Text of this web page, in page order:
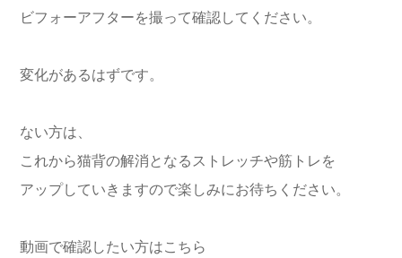
ビフォーアフターを撮って確認してください。
変化があるはずです。
ない方は、
これから猫背の解消となるストレッチや筋トレを
アップしていきますので楽しみにお待ちください。
動画で確認したい方はこちら